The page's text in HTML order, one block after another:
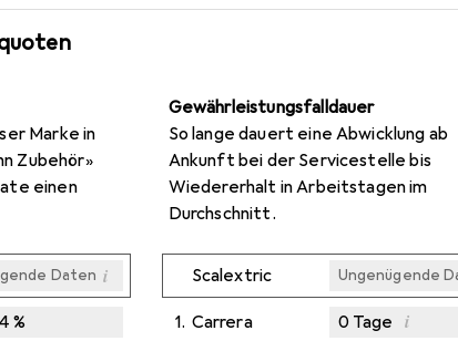
Marke in
Zubehör»
einen
Daten i
%
Gewährleistungsfalldauer
So lange dauert eine Abwicklung ab
Ankunft bei der Servicestelle bis
Wiedererhalt in Arbeitstagen im
Durchschnitt.
Scalextric Ungenügende
1. Carrera 0Tage i